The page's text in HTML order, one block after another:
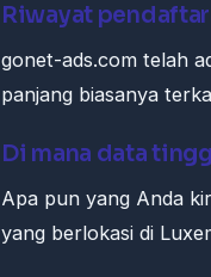
Riwayat
gonet-ads.com telah
panjang biasanya
Di mana data
Apa pun yang Anda
yang berlokasi di